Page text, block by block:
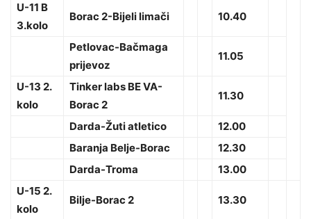
U-11 B
3.kolo
Borac 2-Bijeli limači 10.40
Petlovac-Bačmaga
prijevoz
11.05
U-13 2.
kolo
Tinker labs BE VA-
Borac 2
11.30
Darda-Žuti atletico
12.00
Baranja Belje-Borac
12.30
Darda-Troma
13.00
U-15 2.
kolo
Bilje-Borac 2 13.30